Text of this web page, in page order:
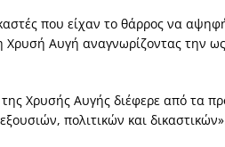
Μεταξάς και η 4η Αυγούστου: Πώς
ή ΕΛ.ΑΣ.; Γιατί η μάχη της δεύτερης
που είχαν το θάρρος να
Αυγή αναγνωρίζοντας την
της Χρυσής Αυγής διέφερε από τα
πολιτικών και